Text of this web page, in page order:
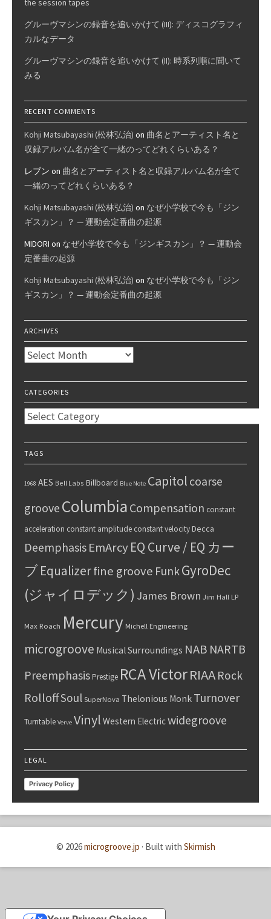
る？
the session tapes
グルーヴマシンの録音を追いかけて (III): ディスコグラフィ
カルなデータ
グルーヴマシンの録音を追いかけて (II): 時系列順に聞いて
みる
RECENT COMMENTS
Kohji Matsubayashi (松林弘治) on 曲名とアーティスト名と
収録アルバム名が全て一緒のってどれくらいある？
レブン on 曲名とアーティスト名と収録アルバム名が全て
一緒のってどれくらいある？
Kohji Matsubayashi (松林弘治) on なぜ小学校で今も「ジン
ギスカン」？ — 運動会定番曲の起源
MIDORI on なぜ小学校で今も「ジンギスカン」？ — 運動会
定番曲の起源
Kohji Matsubayashi (松林弘治) on なぜ小学校で今も「ジン
ギスカン」？ — 運動会定番曲の起源
ARCHIVES
Archives
CATEGORIES
Categories
TAGS
1968 AES Bell Labs Billboard Blue Note Capitol coarse
groove Columbia Compensation constant
acceleration constant amplitude constant velocityDecca
Deemphasis EmArcyEQ Curve / EQ カー
ブEqualizerfine groove FunkGyroDec
(ジャイロデック) James Brown Jim Hall LP
Max Roach Mercury Michell Engineering
microgroove Musical Surroundings NAB NARTB
PreemphasisPrestige RCA VictorRIAA Rock
RolloffSoul SuperNova Thelonious Monk Turnover
Turntable Verve Vinyl Western Electricwidegroove
LEGAL
Privacy Policy
© 2026microgroove.jp · Built with Skirmish